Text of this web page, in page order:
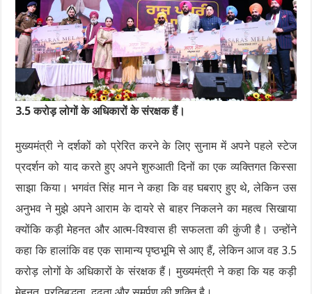
3.5 करोड़ लोगों के अधिकारों के संरक्षक हैं।
मुख्यमंत्री ने दर्शकों को प्रेरित करने के लिए सुनाम में अपने पहले स्टेज
प्रदर्शन को याद करते हुए अपने शुरुआती दिनों का एक व्यक्तिगत किस्सा
साझा किया। भगवंत सिंह मान ने कहा कि वह घबराए हुए थे, लेकिन उस
अनुभव ने मुझे अपने आराम के दायरे से बाहर निकलने का महत्व सिखाया
क्योंकि कड़ी मेहनत और आत्म-विश्वास ही सफलता की कुंजी है। उन्होंने
कहा कि हालांकि वह एक सामान्य पृष्ठभूमि से आए हैं, लेकिन आज वह 3.5
करोड़ लोगों के अधिकारों के संरक्षक हैं। मुख्यमंत्री ने कहा कि यह कड़ी